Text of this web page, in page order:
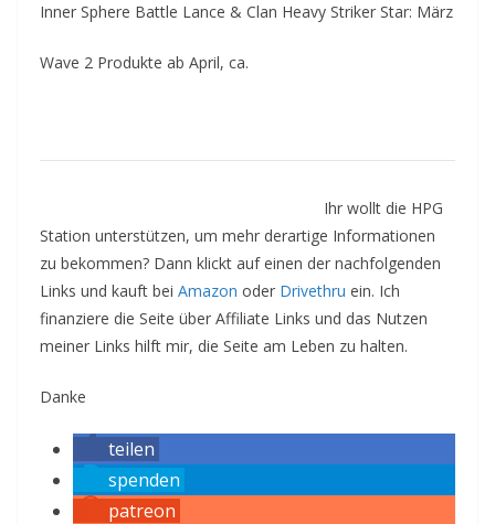
Inner Sphere Battle Lance & Clan Heavy Striker Star: März
Wave 2 Produkte ab April, ca.
Ihr wollt die HPG
Station unterstützen, um mehr derartige Informationen
zu bekommen? Dann klickt auf einen der nachfolgenden
Links und kauft bei Amazon oder Drivethru ein. Ich
finanziere die Seite über Affiliate Links und das Nutzen
meiner Links hilft mir, die Seite am Leben zu halten.
Danke
teilen
spenden
patreon